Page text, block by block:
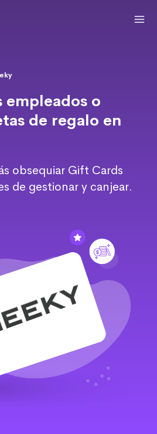
empleados o
de regalo en
obsequiar Gift Cards
de gestionar y canjear.